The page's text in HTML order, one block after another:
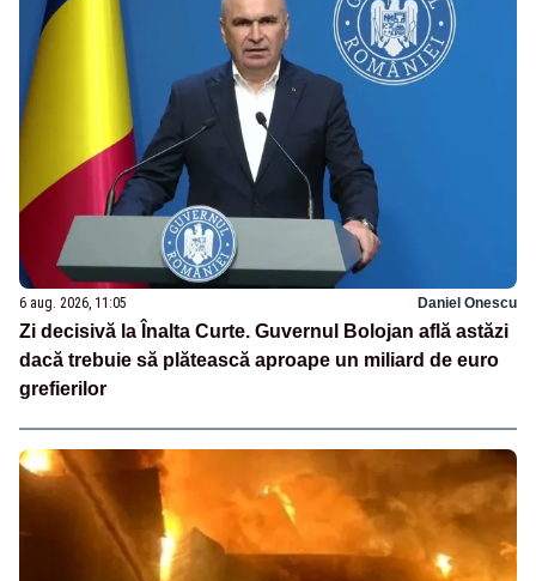
6 aug. 2026, 11:05 Daniel Onescu
Zi decisivă la Înalta Curte. Guvernul Bolojan află astăzi
dacă trebuie să plătească aproape un miliard de euro
grefierilor